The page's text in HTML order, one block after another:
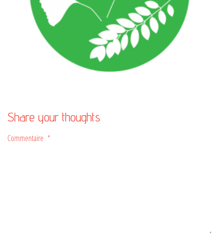
Share your thoughts
Commentaire *